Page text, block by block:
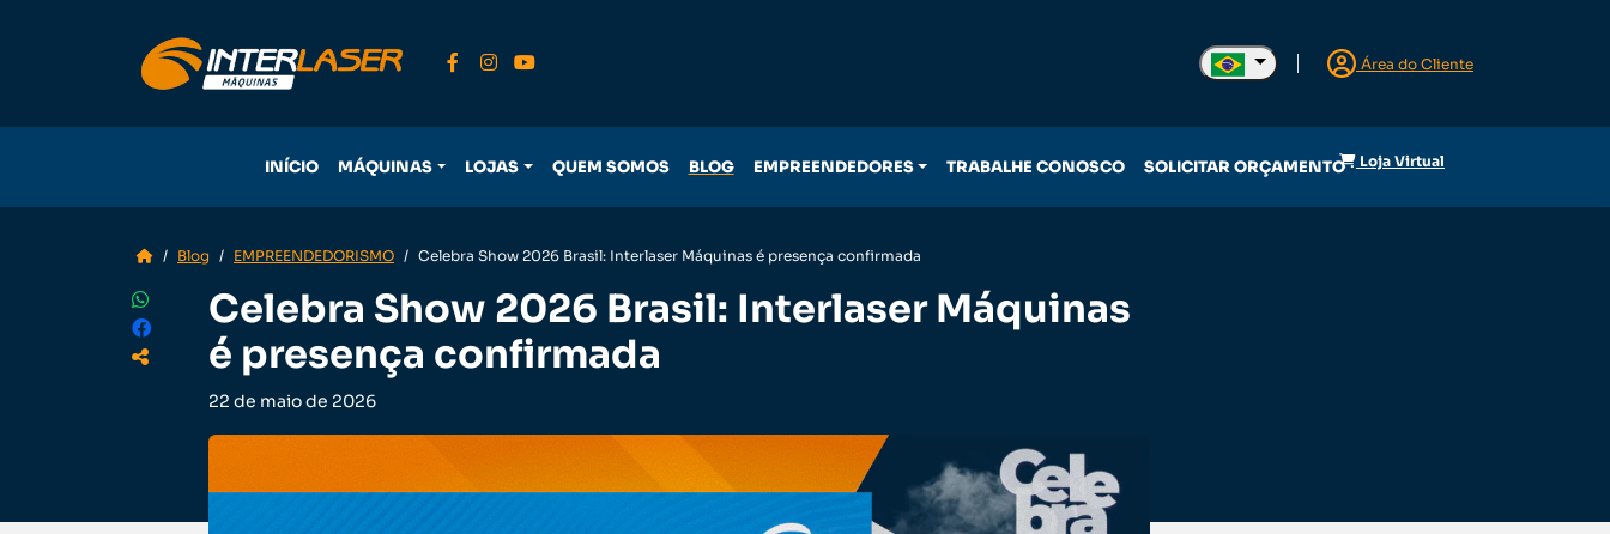
Área do Cliente
INÍCIO MÁQUINAS LOJAS QUEM SOMOS BLOG EMPREENDEDORES TRABALHE CONOSCO SOLICITAR ORÇAMENTO Loja Virtual
Blog EMPREENDEDORISMO Celebra Show 2026 Brasil: Interlaser Máquinas é presença confirmada
Celebra Show 2026 Brasil: Interlaser Máquinas
é presença confirmada
22 de maio de 2026